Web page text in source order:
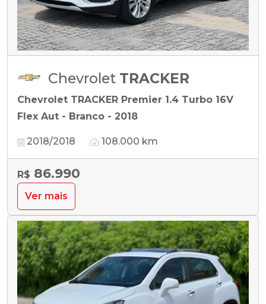
Chevrolet TRACKER
Chevrolet TRACKER Premier 1.4 Turbo 16V
Flex Aut - Branco - 2018
2018/2018 108.000 km
R$ 86.990
Ver mais